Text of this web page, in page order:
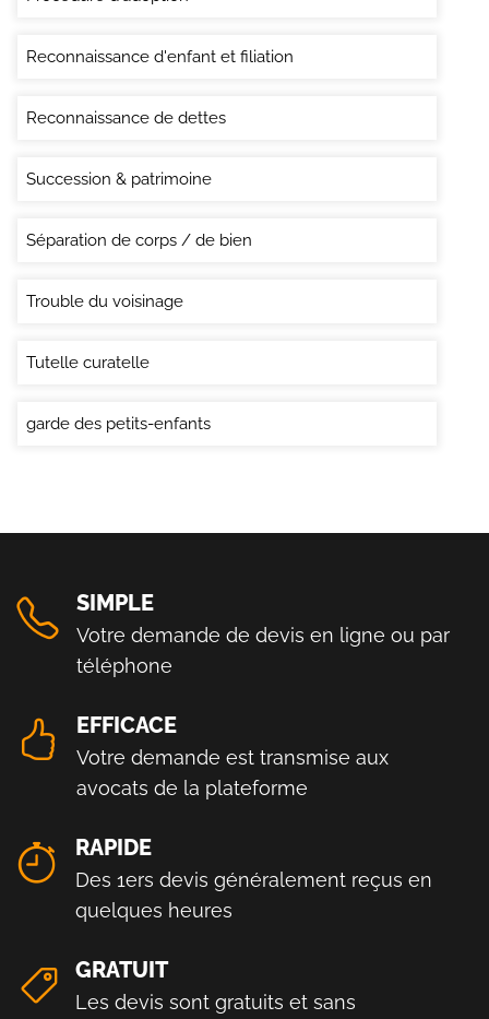
Reconnaissance d'enfant et filiation
Reconnaissance de dettes
Succession & patrimoine
Séparation de corps / de bien
Trouble du voisinage
Tutelle curatelle
garde des petits-enfants
SIMPLE
Votre demande de devis en ligne ou par
téléphone
EFFICACE
Votre demande est transmise aux
avocats de la plateforme
RAPIDE
Des 1ers devis généralement reçus en
quelques heures
GRATUIT
Les devis sont gratuits et sans